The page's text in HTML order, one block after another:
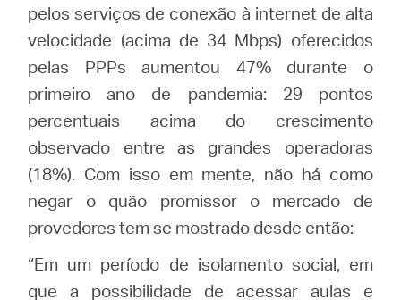
pelos serviços de conexão à internet de alta
velocidade (acima de 34 Mbps) oferecidos
pelas PPPs aumentou 47% durante o
primeiro ano de pandemia: 29 pontos
percentuais acima do crescimento
observado entre as grandes operadoras
(18%). Com isso em mente, não há como
negar o quão promissor o mercado de
provedores tem se mostrado desde então:
“Em um período de isolamento social, em
que a possibilidade de acessar aulas e